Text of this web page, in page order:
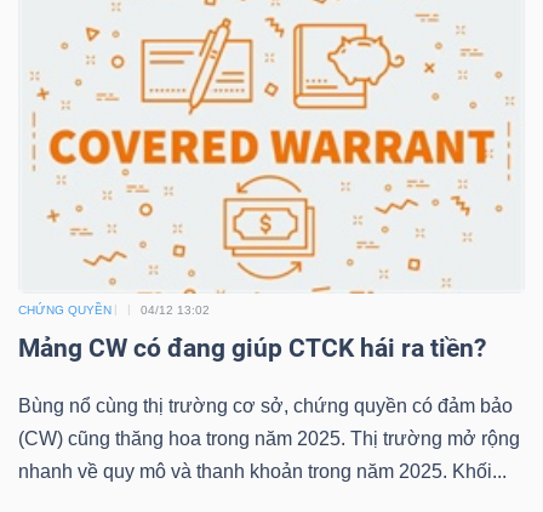
CHỨNG QUYỀN 04/12 13:02
Mảng CW có đang giúp CTCK hái ra tiền?
Bùng nổ cùng thị trường cơ sở, chứng quyền có đảm bảo
(CW) cũng thăng hoa trong năm 2025. Thị trường mở rộng
nhanh về quy mô và thanh khoản trong năm 2025. Khối...
PHIẾU
PHÁI
SINH
CÔNG
CỤ